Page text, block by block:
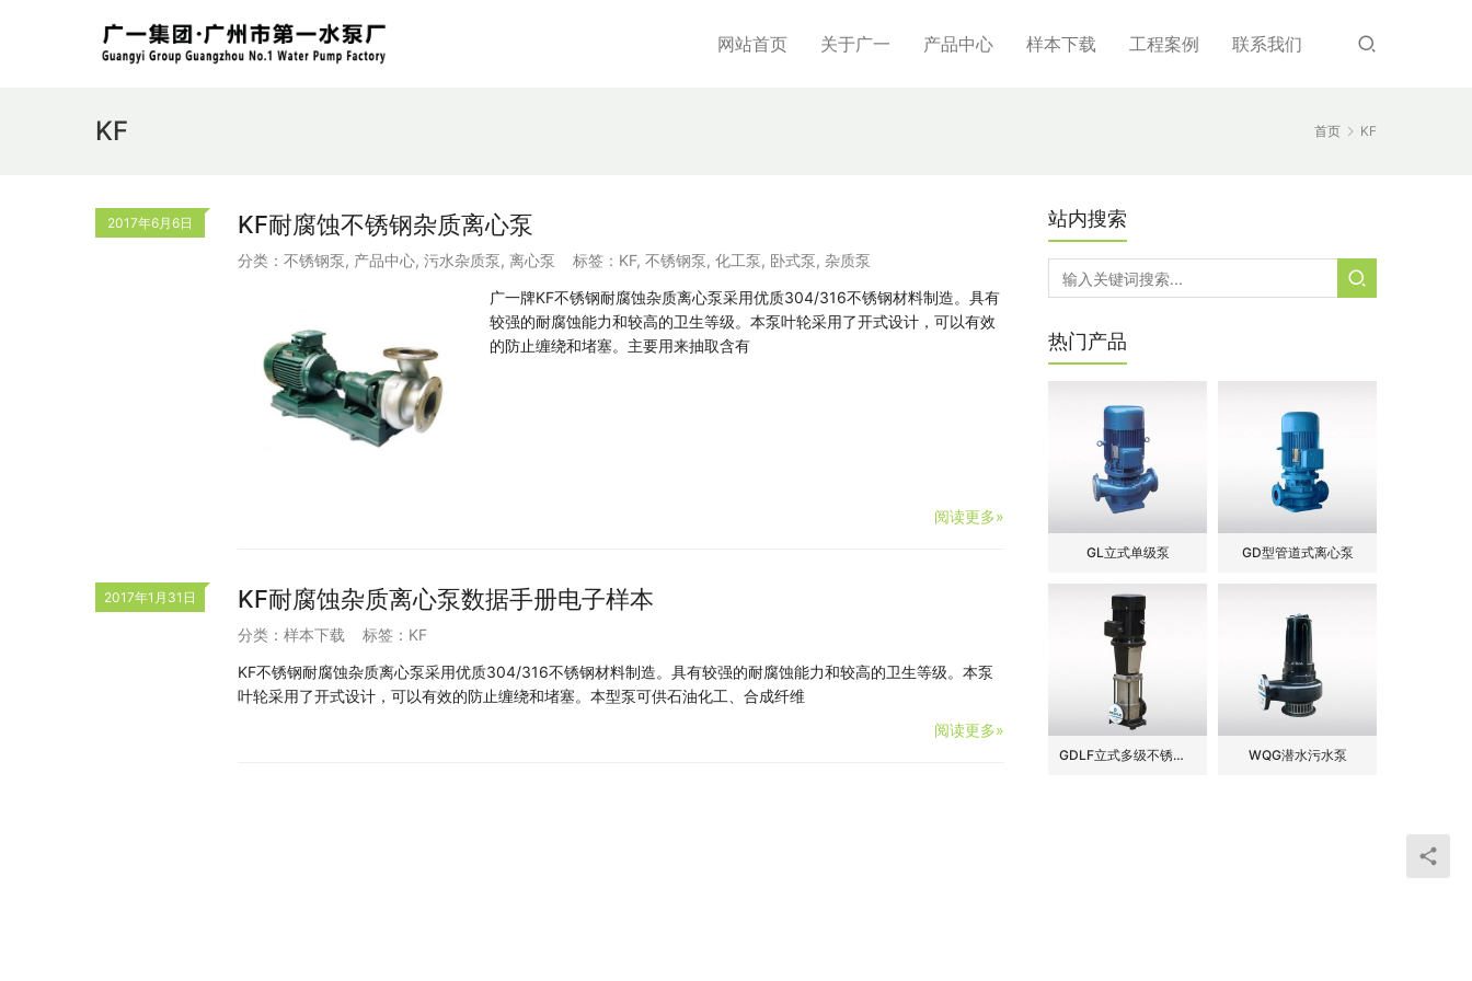
网站首页 关于广一 产品中心 样本下载 工程案例 联系我们
首页 KF
KF
2017年6月6日 KF耐腐蚀不锈钢杂质离心泵
分类： 不锈钢泵, 产品中心, 污水杂质泵, 离心泵 标签： KF, 不锈钢泵, 化工泵, 卧式泵, 杂质泵
广一牌KF不锈钢耐腐蚀杂质离心泵采用优质304/316不锈钢材料制造。具有
较强的耐腐蚀能力和较高的卫生等级。本泵叶轮采用了开式设计，可以有效
的防止缠绕和堵塞。主要用来抽取含有
阅读更多»
2017年1月31日 KF耐腐蚀杂质离心泵数据手册电子样本
分类： 样本下载 标签： KF
KF不锈钢耐腐蚀杂质离心泵采用优质304/316不锈钢材料制造。具有较强的耐腐蚀能力和较高的卫生等级。本泵
叶轮采用了开式设计，可以有效的防止缠绕和堵塞。本型泵可供石油化工、合成纤维
阅读更多»
站内搜索
热门产品
GL立式单级泵 GD型管道式离心泵
GDLF立式多级不锈钢管道泵 WQG潜水污水泵